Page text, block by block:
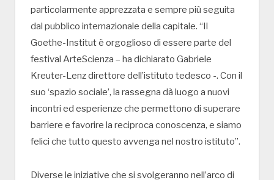
particolarmente apprezzata e sempre più seguita
dal pubblico internazionale della capitale. “Il
Goethe-Institut è orgoglioso di essere parte del
festival ArteScienza – ha dichiarato Gabriele
Kreuter-Lenz direttore dell’istituto tedesco -. Con il
suo ‘spazio sociale’, la rassegna dà luogo a nuovi
incontri ed esperienze che permettono di superare
barriere e favorire la reciproca conoscenza, e siamo
felici che tutto questo avvenga nel nostro istituto”.
Diverse le iniziative che si svolgeranno nell’arco di